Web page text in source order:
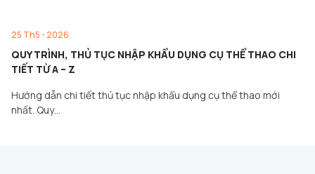
25 Th5 - 2026
QUY TRÌNH, THỦ TỤC NHẬP KHẨU DỤNG CỤ THỂ THAO CHI
TIẾT TỪ A – Z
Hướng dẫn chi tiết thủ tục nhập khẩu dụng cụ thể thao mới
nhất. Quy…